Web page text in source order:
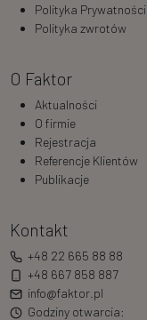
Polityka Prywatności
Polityka zwrotów
O Faktor
Aktualności
O firmie
Rejestracja
Referencje Klientów
Publikacje
Kontakt
+48 22 665 88 88
+48 667 858 887
info@faktor.pl
Godziny otwarcia: